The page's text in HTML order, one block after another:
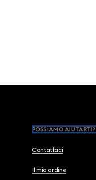
Footer
POSSIAMO AIUTARTI?
Contattaci
Il mio ordine